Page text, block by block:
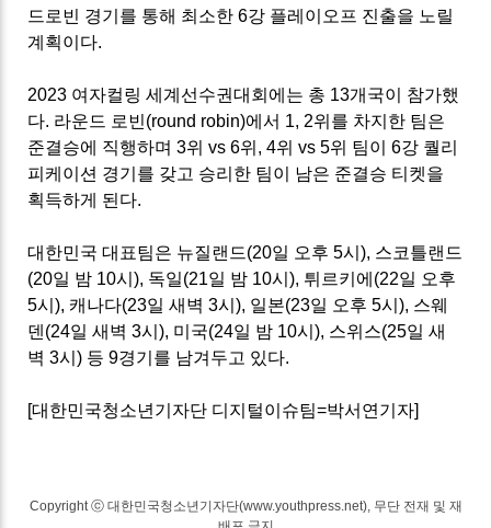
드로빈 경기를 통해 최소한 6강 플레이오프 진출을 노릴
계획이다.
2023 여자컬링 세계선수권대회에는 총 13개국이 참가했
다. 라운드 로빈(round robin)에서 1, 2위를 차지한 팀은
준결승에 직행하며 3위 vs 6위, 4위 vs 5위 팀이 6강 퀄리
피케이션 경기를 갖고 승리한 팀이 남은 준결승 티켓을
획득하게 된다.
대한민국 대표팀은 뉴질랜드(20일 오후 5시), 스코틀랜드
(20일 밤 10시), 독일(21일 밤 10시), 튀르키에(22일 오후
5시), 캐나다(23일 새벽 3시), 일본(23일 오후 5시), 스웨
덴(24일 새벽 3시), 미국(24일 밤 10시), 스위스(25일 새
벽 3시) 등 9경기를 남겨두고 있다.
[대한민국청소년기자단 디지털이슈팀=박서연기자]
Copyright ⓒ 대한민국청소년기자단(www.youthpress.net), 무단 전재 및 재